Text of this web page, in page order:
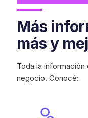
Más
más y
Toda la
negocio. Conocé: